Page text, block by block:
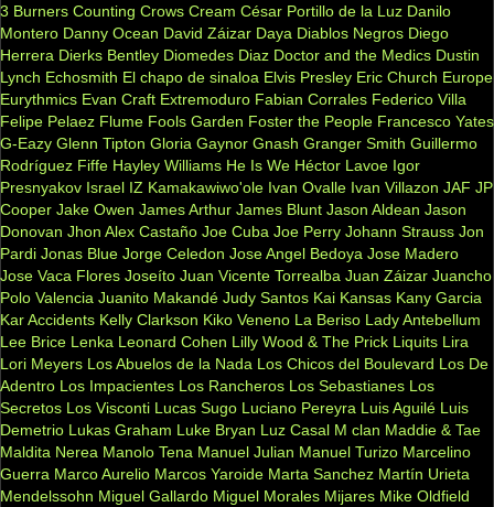
3 Burners Counting Crows Cream César Portillo de la Luz Danilo
Montero Danny Ocean David Záizar Daya Diablos Negros Diego
Herrera Dierks Bentley Diomedes Diaz Doctor and the Medics Dustin
Lynch Echosmith El chapo de sinaloa Elvis Presley Eric Church Europe
Eurythmics Evan Craft Extremoduro Fabian Corrales Federico Villa
Felipe Pelaez Flume Fools Garden Foster the People Francesco Yates
G-Eazy Glenn Tipton Gloria Gaynor Gnash Granger Smith Guillermo
Rodríguez Fiffe Hayley Williams He Is We Héctor Lavoe Igor
Presnyakov Israel IZ Kamakawiwo'ole Ivan Ovalle Ivan Villazon JAF JP
Cooper Jake Owen James Arthur James Blunt Jason Aldean Jason
Donovan Jhon Alex Castaño Joe Cuba Joe Perry Johann Strauss Jon
Pardi Jonas Blue Jorge Celedon Jose Angel Bedoya Jose Madero
Jose Vaca Flores Joseíto Juan Vicente Torrealba Juan Záizar Juancho
Polo Valencia Juanito Makandé Judy Santos Kai Kansas Kany Garcia
Kar Accidents Kelly Clarkson Kiko Veneno La Beriso Lady Antebellum
Lee Brice Lenka Leonard Cohen Lilly Wood & The Prick Liquits Lira
Lori Meyers Los Abuelos de la Nada Los Chicos del Boulevard Los De
Adentro Los Impacientes Los Rancheros Los Sebastianes Los
Secretos Los Visconti Lucas Sugo Luciano Pereyra Luis Aguilé Luis
Demetrio Lukas Graham Luke Bryan Luz Casal M clan Maddie & Tae
Maldita Nerea Manolo Tena Manuel Julian Manuel Turizo Marcelino
Guerra Marco Aurelio Marcos Yaroide Marta Sanchez Martín Urieta
Mendelssohn Miguel Gallardo Miguel Morales Mijares Mike Oldfield